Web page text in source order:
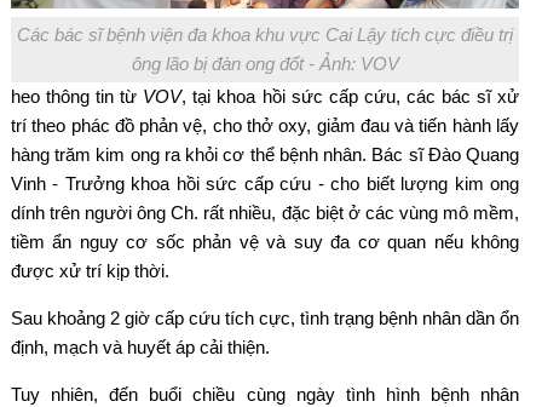
Các bác sĩ bệnh viện đa khoa khu vực Cai Lậy tích cực điều trị
ông lão bị đàn ong đốt - Ảnh: VOV
heo thông tin từ VOV, tại khoa hồi sức cấp cứu, các bác sĩ xử
trí theo phác đồ phản vệ, cho thở oxy, giảm đau và tiến hành lấy
hàng trăm kim ong ra khỏi cơ thể bệnh nhân. Bác sĩ Đào Quang
Vinh - Trưởng khoa hồi sức cấp cứu - cho biết lượng kim ong
dính trên người ông Ch. rất nhiều, đặc biệt ở các vùng mô mềm,
tiềm ẩn nguy cơ sốc phản vệ và suy đa cơ quan nếu không
được xử trí kịp thời.
Sau khoảng 2 giờ cấp cứu tích cực, tình trạng bệnh nhân dần ổn
định, mạch và huyết áp cải thiện.
Tuy nhiên, đến buổi chiều cùng ngày tình hình bệnh nhân